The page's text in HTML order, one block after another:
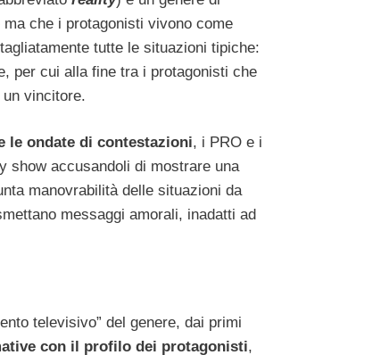
che i protagonisti vivono come
tutte le situazioni tipiche:
per cui alla fine tra i protagonisti che
vincitore.
le ondate di contestazioni, i PRO e i
show accusandoli di mostrare una
manovrabilità delle situazioni da
messaggi amorali, inadatti ad
televisivo” del genere, dai primi
con il profilo dei protagonisti,